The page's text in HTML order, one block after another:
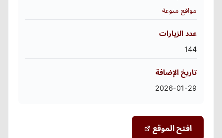
مواقع منوعة
عدد الزيارات
144
تاريخ الإضافة
2026-01-29
افتح الموقع